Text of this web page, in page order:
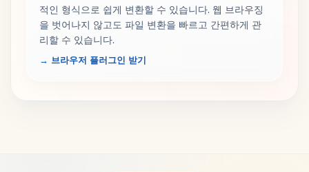
적인 형식으로 쉽게 변환할 수 있습니다. 웹 브라우징
을 벗어나지 않고도 파일 변환을 빠르고 간편하게 관
리할 수 있습니다.
→ 브라우저 플러그인 받기